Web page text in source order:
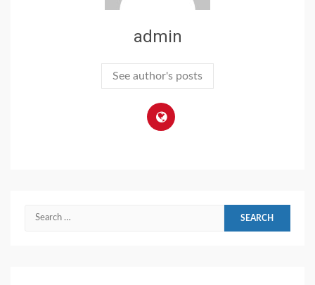
admin
See author's posts
Search